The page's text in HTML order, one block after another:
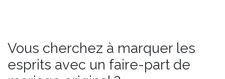
Vous cherchez à marquer les
esprits avec un faire-part de